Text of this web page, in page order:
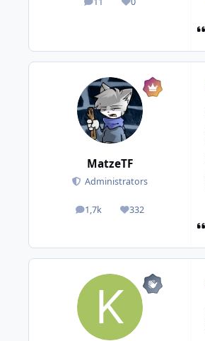
posts Reputation
MatzeTF
Administrators
1,7k
posts 332
Reputation